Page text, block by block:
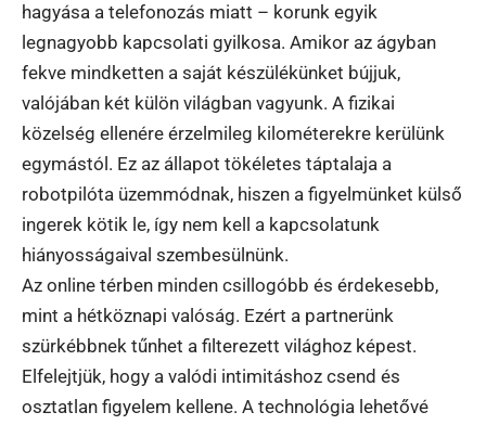
hagyása a telefonozás miatt – korunk egyik
legnagyobb kapcsolati gyilkosa. Amikor az ágyban
fekve mindketten a saját készülékünket bújjuk,
valójában két külön világban vagyunk. A fizikai
közelség ellenére érzelmileg kilométerekre kerülünk
egymástól. Ez az állapot tökéletes táptalaja a
robotpilóta üzemmódnak, hiszen a figyelmünket külső
ingerek kötik le, így nem kell a kapcsolatunk
hiányosságaival szembesülnünk.
Az online térben minden csillogóbb és érdekesebb,
mint a hétköznapi valóság. Ezért a partnerünk
szürkébbnek tűnhet a filterezett világhoz képest.
Elfelejtjük, hogy a valódi intimitáshoz csend és
osztatlan figyelem kellene. A technológia lehetővé